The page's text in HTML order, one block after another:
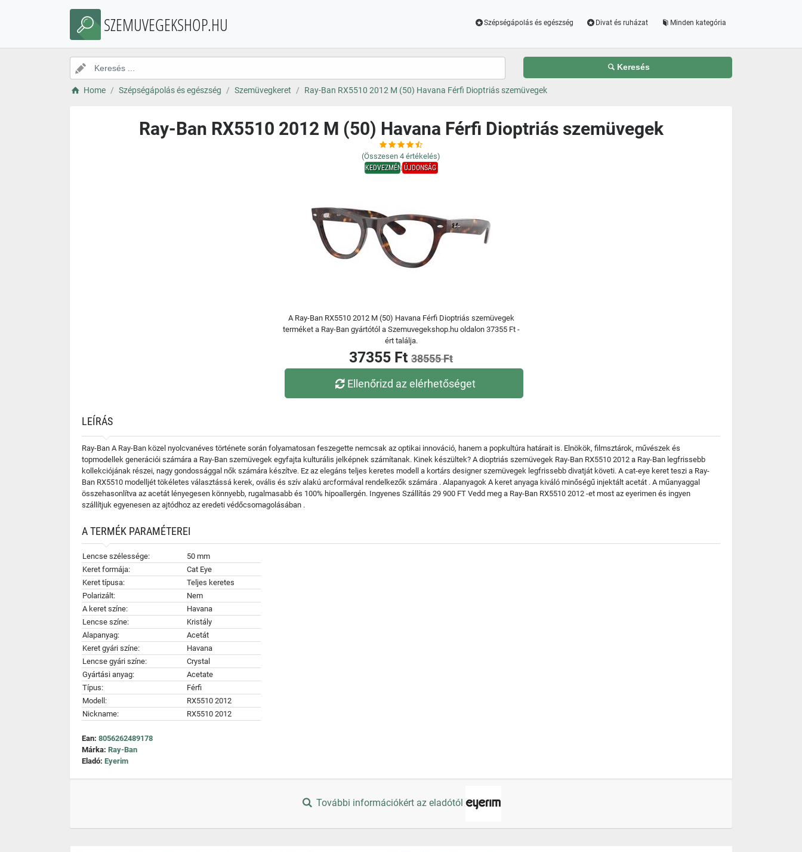
SZEMUVEGEKSHOP.HU Szépségápolás és egészség Divat és ruházat Minden kategória
Keresés
Home Szépségápolás és egészség Szemüvegkeret Ray-Ban RX5510 2012 M (50) Havana Férfi Dioptriás szemüvegek
Ray-Ban RX5510 2012 M (50) Havana Férfi Dioptriás szemüvegek
(Összesen 4 értékelés)
KEDVEZMÉNYÚJDONSÁG
A Ray-Ban RX5510 2012 M (50) Havana Férfi Dioptriás szemüvegek
terméket a Ray-Ban gyártótól a Szemuvegekshop.hu oldalon 37355 Ft -
ért találja.
37355 Ft 38555 Ft
Ellenőrizd az elérhetőséget
LEÍRÁS
Ray-Ban A Ray-Ban közel nyolcvanéves története során folyamatosan feszegette nemcsak az optikai innováció, hanem a popkultúra határait is. Elnökök, filmsztárok, művészek és
topmodellek generációi számára a Ray-Ban szemüvegek egyfajta kulturális jelképnek számítanak. Kinek készültek? A dioptriás szemüvegek Ray-Ban RX5510 2012 a Ray-Ban legfrissebb
kollekciójának részei, nagy gondossággal nők számára készítve. Ez az elegáns teljes keretes modell a kortárs designer szemüvegek legfrissebb divatját követi. A cat-eye keret teszi a Ray-
Ban RX5510 modelljét tökéletes választássá kerek, ovális és szív alakú arcformával rendelkezők számára . Alapanyagok A keret anyaga kiváló minőségű injektált acetát . A műanyaggal
összehasonlítva az acetát lényegesen könnyebb, rugalmasabb és 100% hipoallergén. Ingyenes Szállítás 29 900 FT Vedd meg a Ray-Ban RX5510 2012 -et most az eyerimen és ingyen
szállítjuk egyenesen az ajtódhoz az eredeti védőcsomagolásában .
A TERMÉK PARAMÉTEREI
Lencse szélessége:
50 mm
Keret formája:
Cat Eye
Keret típusa:
Teljes keretes
Polarizált:
Nem
A keret színe:
Havana
Lencse színe:
Kristály
Alapanyag:
Acetát
Keret gyári színe:
Havana
Lencse gyári színe:
Crystal
Gyártási anyag:
Acetate
Típus:
Férfi
Modell:
RX5510 2012
Nickname:
RX5510 2012
Ean: 8056262489178
Márka: Ray-Ban
Eladó: Eyerim
További információkért az eladótól